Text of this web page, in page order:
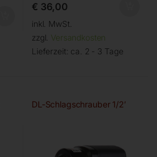
€ 36,00
inkl. MwSt.
zzgl. Versandkosten
Lieferzeit: ca. 2 - 3 Tage
DL-Schlagschrauber 1/2′